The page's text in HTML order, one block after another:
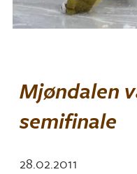
Mjøndalen
semifinale
28.02.2011